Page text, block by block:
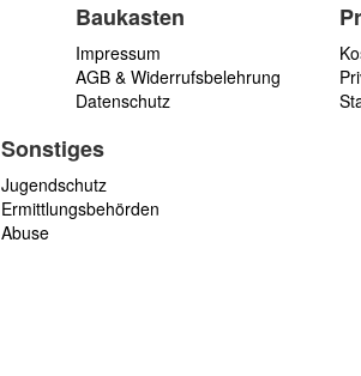
Baukasten
Impressum
AGB & Widerrufsbelehrung
Datenschutz
Sonstiges
Jugendschutz
Ermittlungsbehörden
Abuse